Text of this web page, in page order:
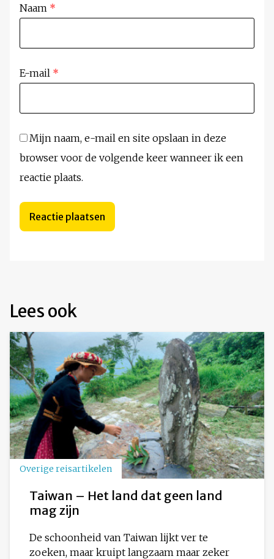
Naam *
E-mail *
Mijn naam, e-mail en site opslaan in deze
browser voor de volgende keer wanneer ik een
reactie plaats.
Lees ook
Overige reisartikelen
Taiwan – Het land dat geen land
mag zijn
De schoonheid van Taiwan lijkt ver te
zoeken, maar kruipt langzaam maar zeker